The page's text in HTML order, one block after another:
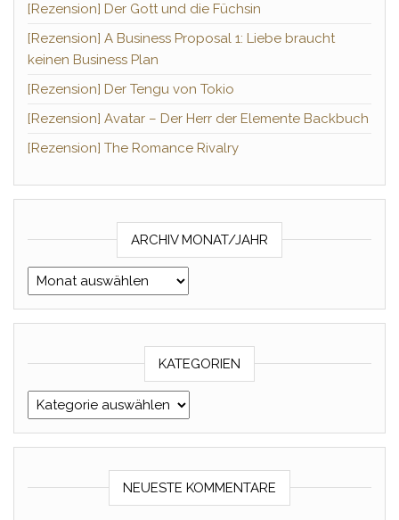
[Rezension] Der Gott und die Füchsin
[Rezension] A Business Proposal 1: Liebe braucht
keinen Business Plan
[Rezension] Der Tengu von Tokio
[Rezension] Avatar – Der Herr der Elemente Backbuch
[Rezension] The Romance Rivalry
ARCHIV MONAT/JAHR
Archiv Monat/Jahr
KATEGORIEN
Kategorien
NEUESTE KOMMENTARE